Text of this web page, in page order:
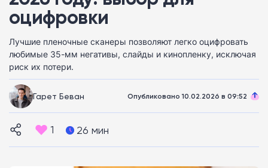
оцифровки
Лучшие пленочные сканеры позволяют легко оцифровать
любимые 35-мм негативы, слайды и кинопленку, исключая
риск их потери.
Гарет Беван Опубликовано 10.02.2026 в 09:52
1 26 мин